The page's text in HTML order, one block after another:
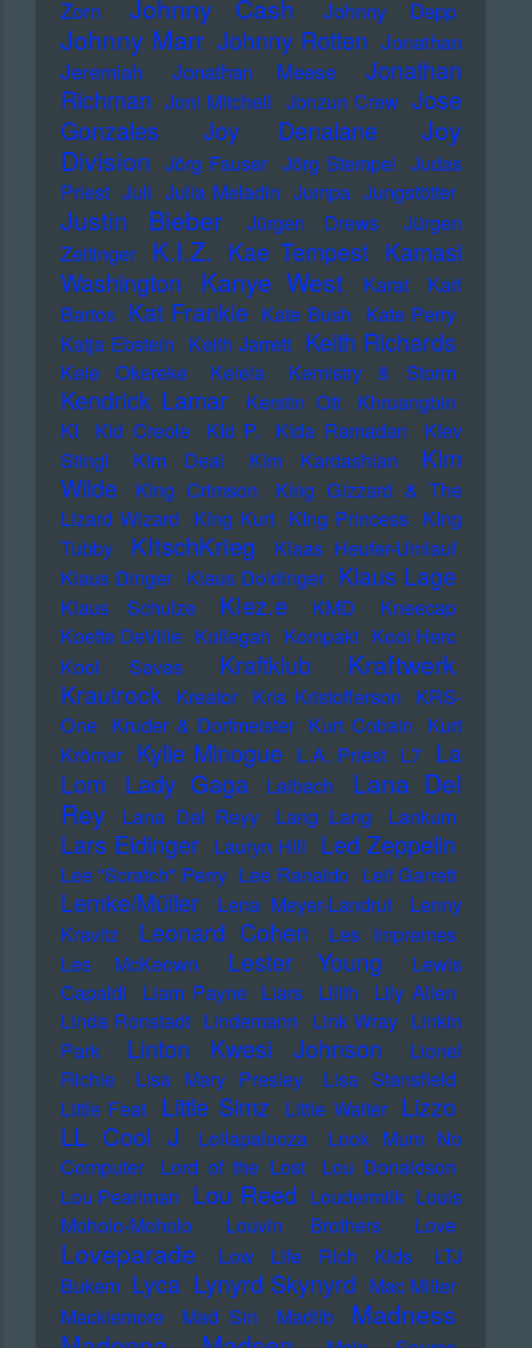
Zorn
Johnny Cash Johnny Depp
Johnny Marr Johnny Rotten Jonathan
Jeremiah
Jonathan Meese
Jonathan
Richman Joni Mitchell Jonzun Crew Jose
Gonzales
Joy Denalane
Joy
Division Jörg Fauser Jörg Stempel Judas
Priest Juli Julia Meladin Jumpa Jungstötter
Justin Bieber Jürgen Drews
Jürgen
Zeltinger
K.I.Z. Kae Tempest Kamasi
Washington
Kanye West Karat
Karl
Bartos Kat Frankie Kate Bush Kate Perry
Katja Ebstein Keith Jarrett Keith Richards
Kele Okereke Kelela Kemistry & Storm
Kendrick Lamar Kerstin Ott
Khruangbin
KI
KId Creole KId P. KIda Ramadan
KIev
Stingl
KIm Deal KIm Kardashian
KIm
Wilde
KIng Crimson
KIng Gizzard & The
Lizard Wizard KIng Kurt KIng Princess KIng
Tubby
KItschKrieg
Klaas Heufer-Umlauf
Klaus Dinger Klaus Doldinger Klaus Lage
Klaus Schulze Klez.e KMD
Kneecap
Koefte DeVille Kollegah Kompakt Kool Herc
Kool Savas
Kraftklub Kraftwerk
Krautrock Kreator Kris Kristofferson KRS-
One Kruder & Dorfmeister Kurt Cobain Kurt
Krömer Kylie Minogue L.A. Priest L7 La
Lom
Lady Gaga Laibach
Lana Del
Rey
Lana Del Reyy Lang Lang Lankum
Lars Eidinger Lauryn Hill Led Zeppelin
Lee "Scratch" Perry Lee Ranaldo Leif Garrett
Lemke/Müller Lena Meyer-Landrut
Lenny
Kravitz
Leonard Cohen
Les Impremes
Les McKeown
Lester Young
Lewis
Capaldi
Liam Payne Liars Lilith
Lily Allen
Linda Ronstadt Lindemann Link Wray Linkin
Park
Linton Kwesi Johnson
Lionel
Richie
Lisa Mary Presley
Lisa Stansfield
Little Feat Little Simz Little Walter Lizzo
LL Cool J Lollapalooza
Look Mum No
Computer
Lord of the Lost
Lou Donaldson
Lou Pearlman Lou Reed Loudermilk Louis
Moholo-Moholo
Louvin Brothers Love
Loveparade Low Life Rich Kids
LTJ
Bukem Lyca Lynyrd Skynyrd Mac Miller
Macklemore
Mad Sin Madlib
Madness